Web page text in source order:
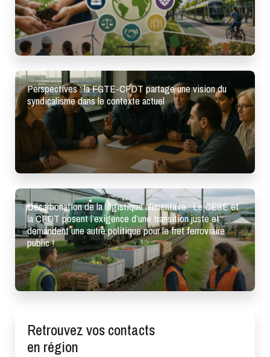
Perspectives : la FGTE-CFDT partage une vision du
syndicalisme dans le contexte actuel
Décarbonation de la logistique alimentaire : Le CESE et
la CFDT posent l’exigence d’une transition juste et
demandent une autre politique pour le fret ferroviaire
public !
Retrouvez vos contacts
en région